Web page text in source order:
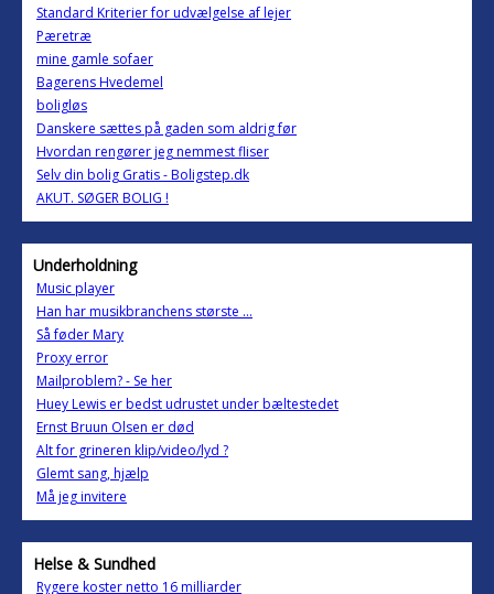
Standard Kriterier for udvælgelse af lejer
Pæretræ
mine gamle sofaer
Bagerens Hvedemel
boligløs
Danskere sættes på gaden som aldrig før
Hvordan rengører jeg nemmest fliser
Selv din bolig Gratis - Boligstep.dk
AKUT. SØGER BOLIG !
Underholdning
Music player
Han har musikbranchens største ...
Så føder Mary
Proxy error
Mailproblem? - Se her
Huey Lewis er bedst udrustet under bæltestedet
Ernst Bruun Olsen er død
Alt for grineren klip/video/lyd ?
Glemt sang, hjælp
Må jeg invitere
Helse & Sundhed
Rygere koster netto 16 milliarder